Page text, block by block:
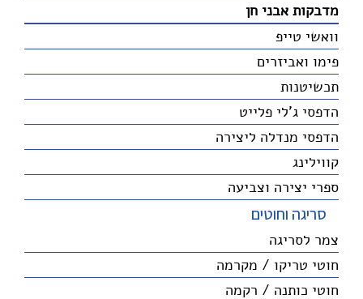
מדבקות אבני חן
וואשי טייפ
פימו ואביזרים
תכשיטנות
הדפסי ג'לי פלייט
הדפסי מנדלה ליצירה
קווילינג
ספרי יצירה וצביעה
סריגה וחוטים
צמר לסריגה
חוטי טריקו / מקרמה
חוטי כותנה / רקמה